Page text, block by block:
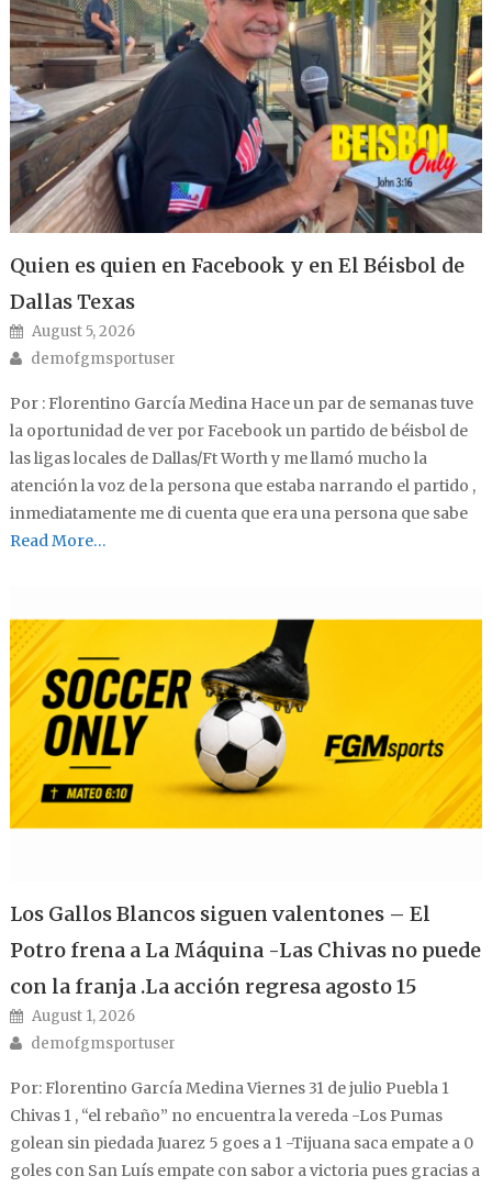
Quien es quien en Facebook y en El Béisbol de
Dallas Texas
Posted on
August 5, 2026
Author
demofgmsportuser
Por : Florentino García Medina Hace un par de semanas tuve
la oportunidad de ver por Facebook un partido de béisbol de
las ligas locales de Dallas/Ft Worth y me llamó mucho la
atención la voz de la persona que estaba narrando el partido ,
inmediatamente me di cuenta que era una persona que sabe
Read More…
Los Gallos Blancos siguen valentones – El
Potro frena a La Máquina -Las Chivas no puede
con la franja .La acción regresa agosto 15
Posted on
August 1, 2026
Author
demofgmsportuser
Por: Florentino García Medina Viernes 31 de julio Puebla 1
Chivas 1 , “el rebaño” no encuentra la vereda -Los Pumas
golean sin piedada Juarez 5 goes a 1 -Tijuana saca empate a 0
goles con San Luís empate con sabor a victoria pues gracias a